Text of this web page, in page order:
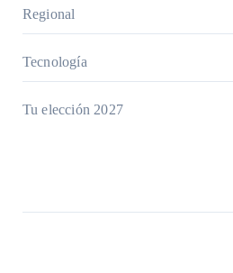
Regional
Tecnología
Tu elección 2027